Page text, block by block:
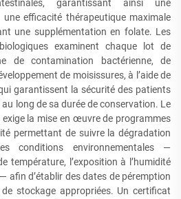
garantissant ainsi une
efficacité thérapeutique maximale
une supplémentation en folate. Les
examinent chaque lot de
de contamination bactérienne, de
de moisissures, à l’aide de
garantissent la sécurité des patients
long de sa durée de conservation. Le
la mise en œuvre de programmes
permettant de suivre la dégradation
conditions environnementales —
température, l’exposition à l’humidité
afin d’établir des dates de péremption
stockage appropriées. Un certificat